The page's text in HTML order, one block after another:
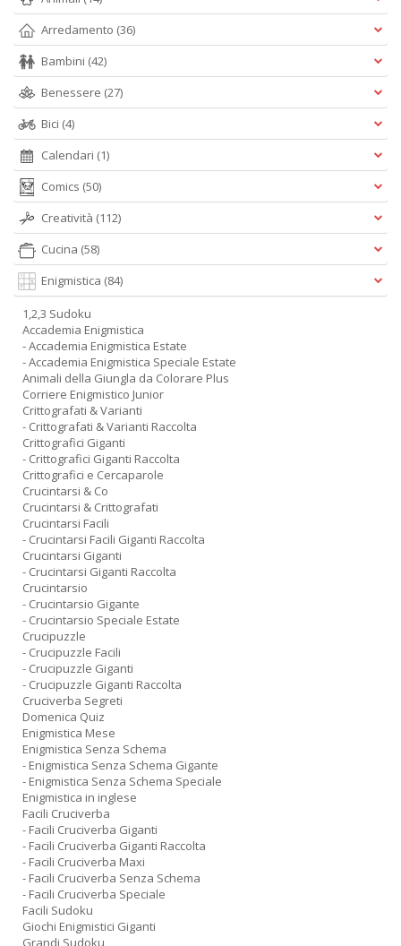
Arredamento (36)
Bambini (42)
Benessere (27)
Bici (4)
Calendari (1)
Comics (50)
Creatività (112)
Cucina (58)
Enigmistica (84)
1,2,3 Sudoku
Accademia Enigmistica
- Accademia Enigmistica Estate
- Accademia Enigmistica Speciale Estate
Animali della Giungla da Colorare Plus
Corriere Enigmistico Junior
Crittografati & Varianti
- Crittografati & Varianti Raccolta
Crittografici Giganti
- Crittografici Giganti Raccolta
Crittografici e Cercaparole
Crucintarsi & Co
Crucintarsi & Crittografati
Crucintarsi Facili
- Crucintarsi Facili Giganti Raccolta
Crucintarsi Giganti
- Crucintarsi Giganti Raccolta
Crucintarsio
- Crucintarsio Gigante
- Crucintarsio Speciale Estate
Crucipuzzle
- Crucipuzzle Facili
- Crucipuzzle Giganti
- Crucipuzzle Giganti Raccolta
Cruciverba Segreti
Domenica Quiz
Enigmistica Mese
Enigmistica Senza Schema
- Enigmistica Senza Schema Gigante
- Enigmistica Senza Schema Speciale
Enigmistica in inglese
Facili Cruciverba
- Facili Cruciverba Giganti
- Facili Cruciverba Giganti Raccolta
- Facili Cruciverba Maxi
- Facili Cruciverba Senza Schema
- Facili Cruciverba Speciale
Facili Sudoku
Giochi Enigmistici Giganti
Grandi Sudoku